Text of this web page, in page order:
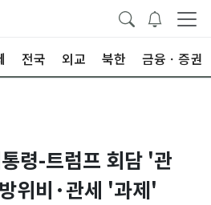
전국 외교 북한 금융ㆍ증권
령-트럼프 회담 '관
위비·관세 '과제'